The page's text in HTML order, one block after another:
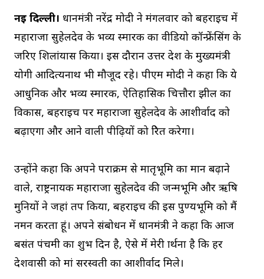
नई दिल्ली। प्रधानमंत्री नरेंद्र मोदी ने मंगलवार को बहराइच में
महाराजा सुहेलदेव के भव्य स्मारक का वीडियो कॉन्फ्रेंसिंग के
जरिए शिलांयास किया। इस दौरान उत्तर प्रदेश के मुख्यमंत्री
योगी आदित्यनाथ भी मौजूद रहे। पीएम मोदी ने कहा कि ये
आधुनिक और भव्य स्मारक, ऐतिहासिक चित्तौरा झील का
विकास, बहराइच पर महाराजा सुहेलदेव के आशीर्वाद को
बढ़ाएगा और आने वाली पीढ़ियों को प्रेरित करेगा।
उन्होंने कहा कि अपने पराक्रम से मातृभूमि का मान बढ़ाने
वाले, राष्ट्रनायक महाराजा सुहेलदेव की जन्मभूमि और ऋषि
मुनियों ने जहां तप किया, बहराइच की इस पुण्यभूमि को मैं
नमन करता हूं। अपने संबोधन में प्रधानमंत्री ने कहा कि आज
बसंत पंचमी का शुभ दिन है, ऐसे में मेरी प्रार्थना है कि हर
देशवासी को मां सरस्वती का आशीर्वाद मिले।